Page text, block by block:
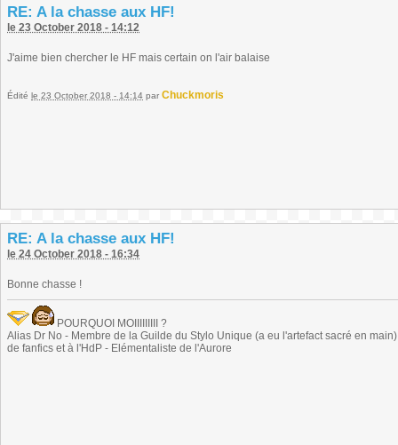
RE: A la chasse aux HF!
le 23 October 2018 - 14:12
J'aime bien chercher le HF mais certain on l'air balaise
Édité le 23 October 2018 - 14:14 par Chuckmoris
RE: A la chasse aux HF!
le 24 October 2018 - 16:34
Bonne chasse !
POURQUOI MOIIIIIIIII ?
Alias Dr No - Membre de la Guilde du Stylo Unique (a eu l'artefact sacré en
de fanfics et à l'HdP - Elémentaliste de l'Aurore